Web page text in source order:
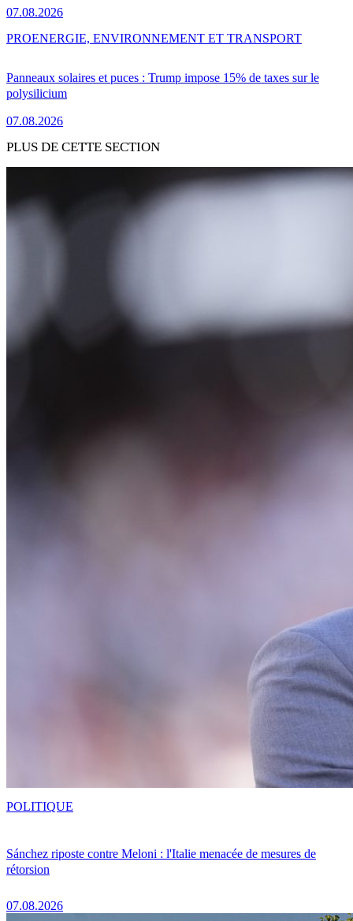
07.08.2026
Panneaux solaires et puces : Trump impose 15% de taxes sur le
polysilicium
07.08.2026
PROENERGIE, ENVIRONNEMENT ET TRANSPORT
PLUS DE CETTE SECTION
Sánchez riposte contre Meloni : l'Italie menacée de mesures de
rétorsion
07.08.2026
POLITIQUE